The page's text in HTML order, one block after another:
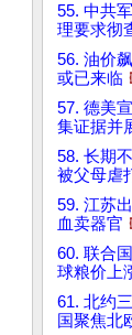
55. 中共
理要求彻
56. 油价
或已来临
57. 德美
集证据并
58. 长期
被父母虐
59. 江苏
血卖器官
60. 联合
球粮价上
61. 北约
国聚焦北